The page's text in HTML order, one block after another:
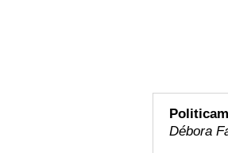
Débora